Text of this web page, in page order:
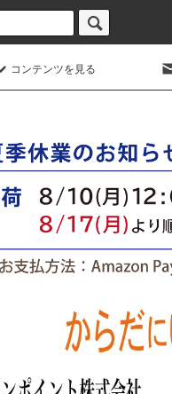
コンテンツを見る